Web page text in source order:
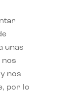
unas
nos
nos
por lo